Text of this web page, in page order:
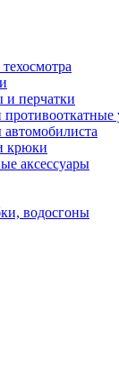
перчатки
крюки
аксессуары
водосгоны